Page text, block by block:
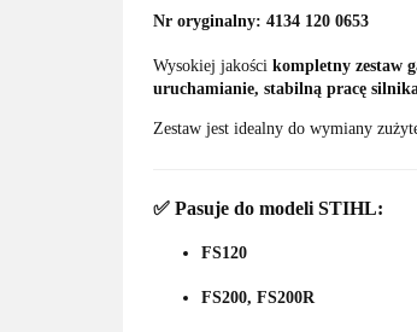
Nr oryginalny: 4134 120 0653
Wysokiej jakości kompletny zestaw
uruchamianie, stabilną pracę
Zestaw jest idealny do wymiany
✅ Pasuje do modeli STIHL:
FS120
FS200, FS200R